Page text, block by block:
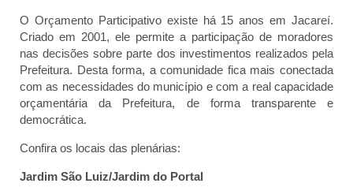
O Orçamento Participativo existe há 15 anos em Jacareí.
Criado em 2001, ele permite a participação de moradores
nas decisões sobre parte dos investimentos realizados pela
Prefeitura. Desta forma, a comunidade fica mais conectada
com as necessidades do município e com a real capacidade
orçamentária da Prefeitura, de forma transparente e
democrática.
Confira os locais das plenárias:
Jardim São Luiz/Jardim do Portal